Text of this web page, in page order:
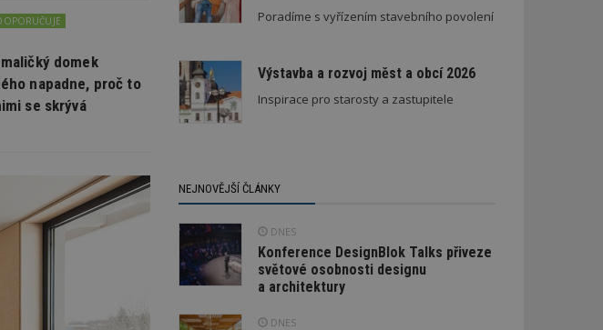
domek
napadne, proč to
se skrývá
Poradíme s vyřízením stavebního povolení
Výstavba a rozvoj měst a obcí 2026
Inspirace pro starosty a zastupitele
NEJNOVĚJŠÍ ČLÁNKY
DNES
Konference DesignBlok Talks přiveze
světové osobnosti designu
a architektury
DNES